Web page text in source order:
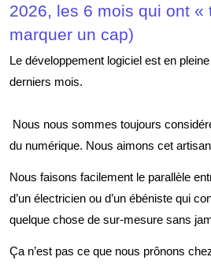
2026, les 6 mois qui ont «
marquer un cap)
Le développement logiciel est en
derniers mois.
Nous nous sommes toujours
du numérique. Nous aimons cet
Nous faisons facilement le parallèle
d’un électricien ou d’un ébéniste qui
quelque chose de sur-mesure sans
Ça n’est pas ce que nous prônons